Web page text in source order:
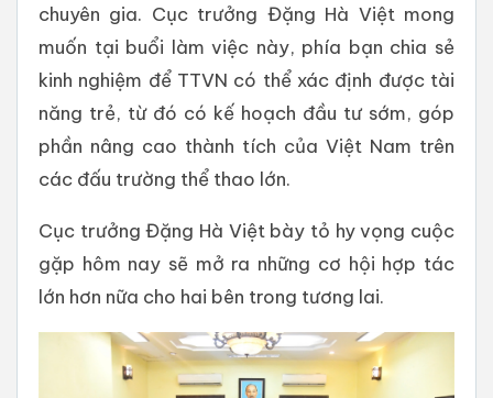
chuyên gia. Cục trưởng Đặng Hà Việt mong
muốn tại buổi làm việc này, phía bạn chia sẻ
kinh nghiệm để TTVN có thể xác định được tài
năng trẻ, từ đó có kế hoạch đầu tư sớm, góp
phần nâng cao thành tích của Việt Nam trên
các đấu trường thể thao lớn.
Cục trưởng Đặng Hà Việt bày tỏ hy vọng cuộc
gặp hôm nay sẽ mở ra những cơ hội hợp tác
lớn hơn nữa cho hai bên trong tương lai.